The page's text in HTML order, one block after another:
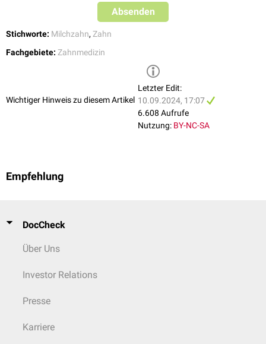
Absenden
Stichworte: Milchzahn, Zahn
Fachgebiete: Zahnmedizin
Wichtiger Hinweis zu diesem Artikel
Letzter Edit:
10.09.2024, 17:07
6.608 Aufrufe
Nutzung: BY-NC-SA
Empfehlung
DocCheck
Über Uns
Investor Relations
Presse
Karriere